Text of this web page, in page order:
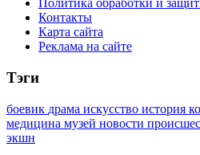
Политика обработки и
Контакты
Карта сайта
Реклама на сайте
Тэги
боевик драма искусство история
медицина музей новости
экшн